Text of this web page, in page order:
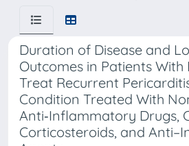
Duration of Disease and
Outcomes in Patients With
Treat Recurrent
Condition Treated With
Anti‐Inflammatory Drugs,
Corticosteroids, and